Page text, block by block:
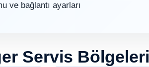
ve bağlantı ayarları
Servis Bölgeleri